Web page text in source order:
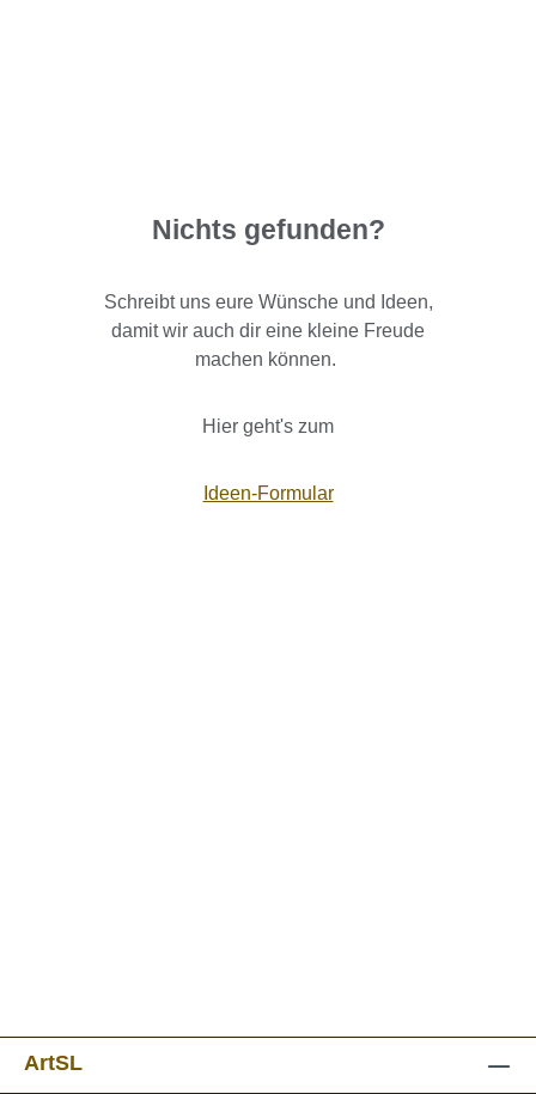
Nichts gefunden?
Schreibt uns eure Wünsche und Ideen,
damit wir auch dir eine kleine Freude
machen können.
Hier geht's zum
Ideen-Formular
ArtSL